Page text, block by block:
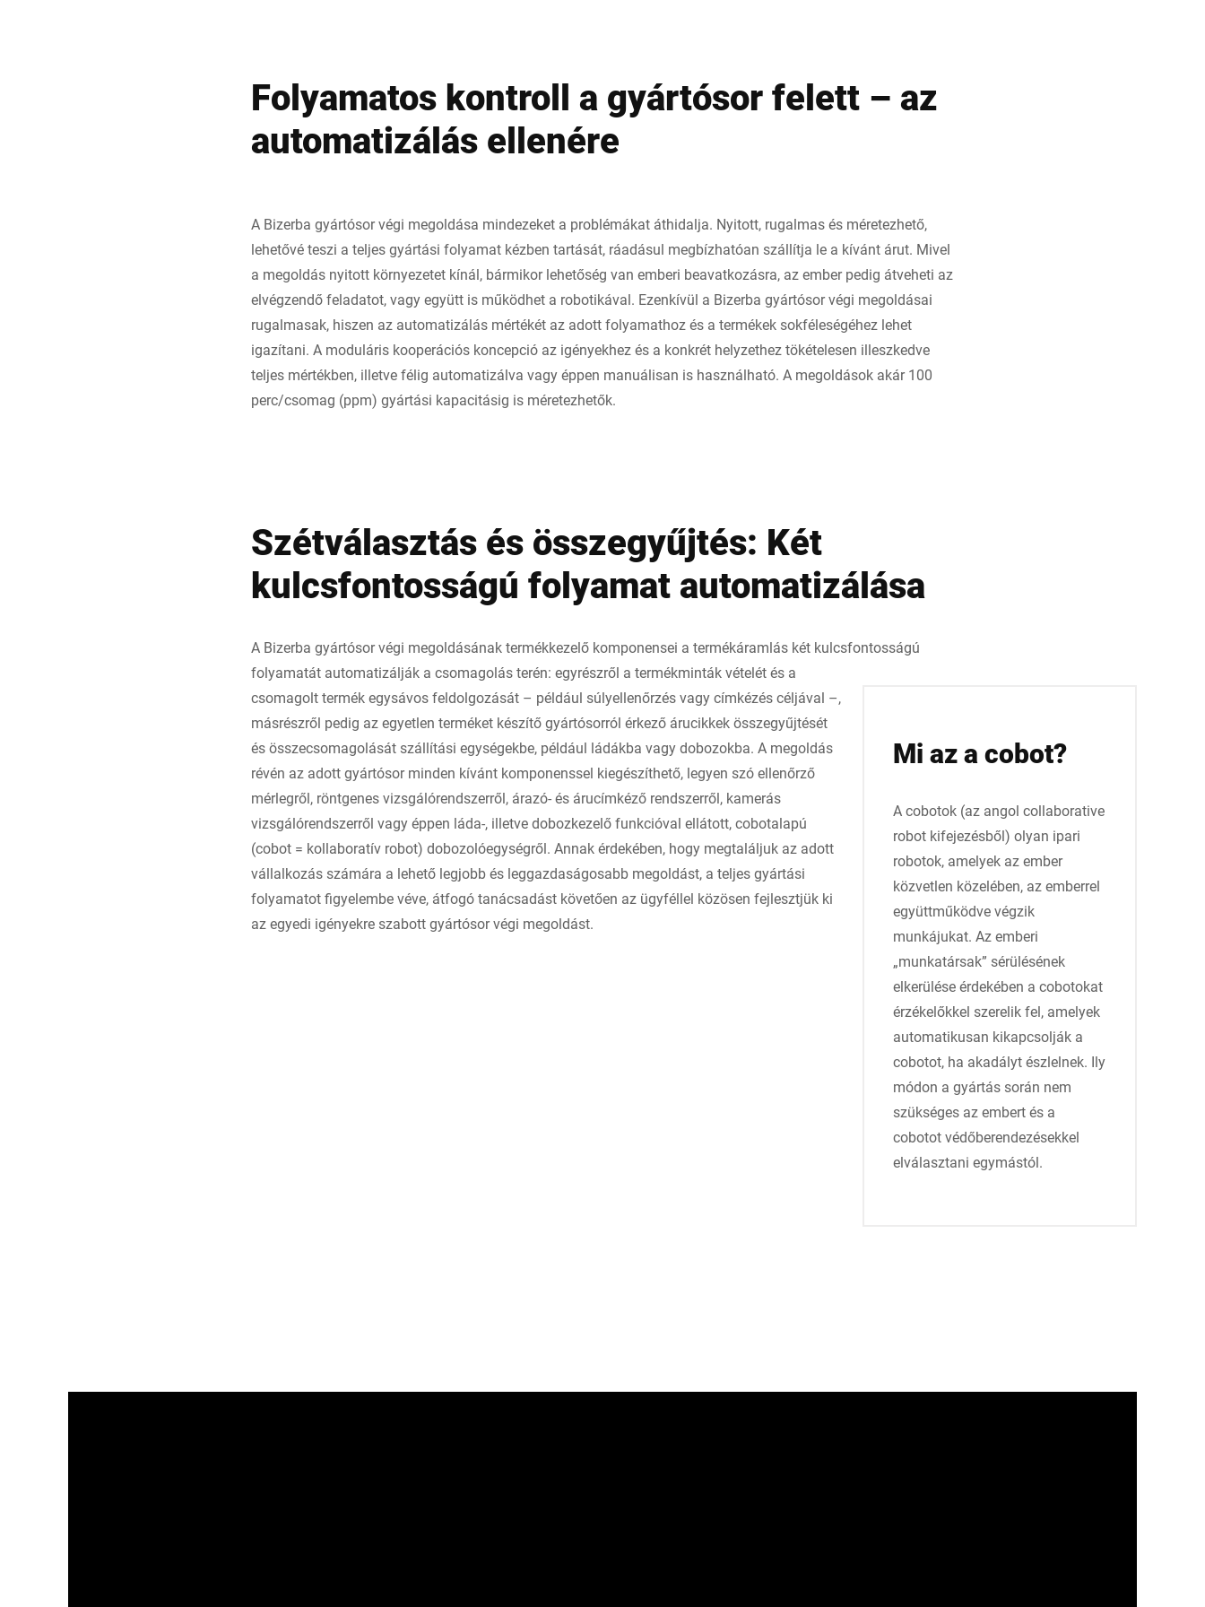
Folyamatos kontroll a gyártósor felett – az
automatizálás ellenére
A Bizerba gyártósor végi megoldása mindezeket a problémákat áthidalja. Nyitott, rugalmas és méretezhető,
lehetővé teszi a teljes gyártási folyamat kézben tartását, ráadásul megbízhatóan szállítja le a kívánt árut. Mivel
a megoldás nyitott környezetet kínál, bármikor lehetőség van emberi beavatkozásra, az ember pedig átveheti az
elvégzendő feladatot, vagy együtt is működhet a robotikával. Ezenkívül a Bizerba gyártósor végi megoldásai
rugalmasak, hiszen az automatizálás mértékét az adott folyamathoz és a termékek sokféleségéhez lehet
igazítani. A moduláris kooperációs koncepció az igényekhez és a konkrét helyzethez tökételesen illeszkedve
teljes mértékben, illetve félig automatizálva vagy éppen manuálisan is használható. A megoldások akár 100
perc/csomag (ppm) gyártási kapacitásig is méretezhetők.
Szétválasztás és összegyűjtés: Két
kulcsfontosságú folyamat automatizálása
Mi az a cobot?
A cobotok (az angol collaborative
robot kifejezésből) olyan ipari
robotok, amelyek az ember
közvetlen közelében, az emberrel
együttműködve végzik
munkájukat. Az emberi
„munkatársak” sérülésének
elkerülése érdekében a cobotokat
érzékelőkkel szerelik fel, amelyek
automatikusan kikapcsolják a
cobotot, ha akadályt észlelnek. Ily
módon a gyártás során nem
szükséges az embert és a
cobotot védőberendezésekkel
elválasztani egymástól.
A Bizerba gyártósor végi megoldásának termékkezelő komponensei a termékáramlás két kulcsfontosságú
folyamatát automatizálják a csomagolás terén: egyrészről a termékminták vételét és a
csomagolt termék egysávos feldolgozását – például súlyellenőrzés vagy címkézés céljával –,
másrészről pedig az egyetlen terméket készítő gyártósorról érkező árucikkek összegyűjtését
és összecsomagolását szállítási egységekbe, például ládákba vagy dobozokba. A megoldás
révén az adott gyártósor minden kívánt komponenssel kiegészíthető, legyen szó ellenőrző
mérlegről, röntgenes vizsgálórendszerről, árazó- és árucímkéző rendszerről, kamerás
vizsgálórendszerről vagy éppen láda-, illetve dobozkezelő funkcióval ellátott, cobotalapú
(cobot = kollaboratív robot) dobozolóegységről. Annak érdekében, hogy megtaláljuk az adott
vállalkozás számára a lehető legjobb és leggazdaságosabb megoldást, a teljes gyártási
folyamatot figyelembe véve, átfogó tanácsadást követően az ügyféllel közösen fejlesztjük ki
az egyedi igényekre szabott gyártósor végi megoldást.